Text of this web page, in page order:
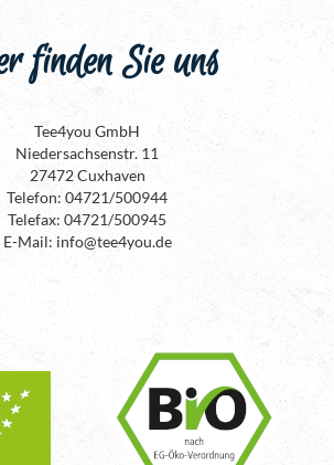
finden Sie uns
Tee4you GmbH
Niedersachsenstr. 11
27472 Cuxhaven
Telefon: 04721/500944
Telefax: 04721/500945
E-Mail: info@tee4you.de